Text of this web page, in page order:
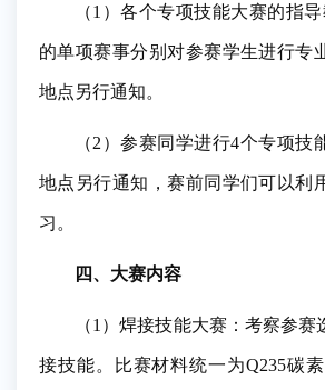
（1）各个专项技能大赛的指
的单项赛事分别对参赛学生进行专
地点另行通知。
（2）参赛同学进行4个专项技
地点另行通知，赛前同学们可以利
习。
四、大赛内容
（1）焊接技能大赛：考察参
接技能。比赛材料统一为Q235碳